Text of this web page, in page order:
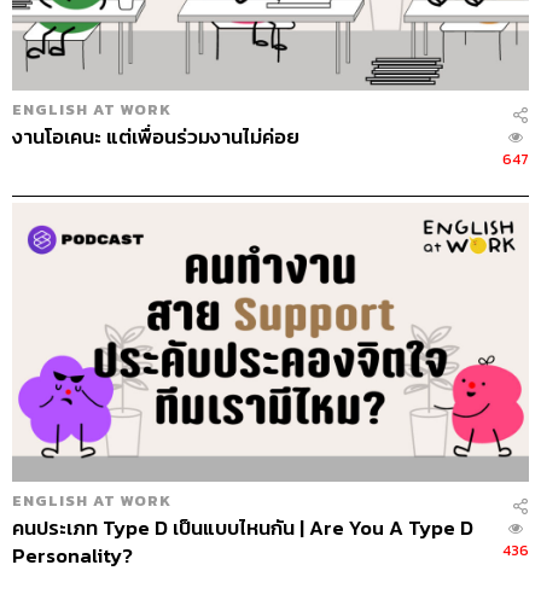
ENGLISH AT WORK
งานโอเคนะ แต่เพื่อนร่วมงานไม่ค่อย
647
ENGLISH AT WORK
คนประเภท Type D เป็นแบบไหนกัน | Are You A Type D
Personality?
436